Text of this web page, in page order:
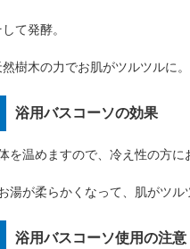
て発酵。
然樹木の力でお肌がツルツルに。
浴用バスコーソの効果
を温めますので、冷え性の方に
湯が柔らかくなって、肌がツル
浴用バスコーソ使用の注意